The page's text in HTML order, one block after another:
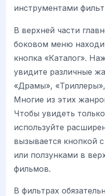
инструментами
В верхней части
боковом меню
кнопка «Каталог».
увидите различные
«Драмы»,
Многие из этих
Чтобы увидеть
используйте
вызывается кнопкой
или ползунками в
фильмов.
В фильтрах